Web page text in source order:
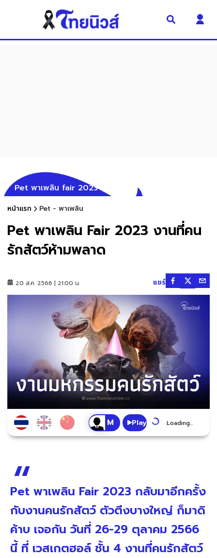
Pet พาเพลิน fair 2023
หน้าแรก Pet - พาเพลิน
Pet พาเพลิน Fair 2023 งานที่คน
รักสัตว์ห้ามพลาด
20 ส.ค. 2566 | 21:00 น. แชร์
Play Loading...
Pet พาเพลิน Fair 2023 กลับมาอีกครั้ง
กับงานคนรักสัตว์ ตัวตึงบางใหญ่ ก็มาดิ
ค้าบ เจอกัน วันที่ 26-29 ตุลาคม 2566
นี้ ที่ เวสเกตฮอล์ ชั้น 4 งานที่คนรักสัตว์